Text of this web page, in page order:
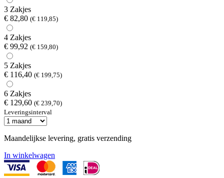
3 Zakjes
€ 82,80 (€ 119,85)
4 Zakjes
€ 99,92 (€ 159,80)
5 Zakjes
€ 116,40 (€ 199,75)
6 Zakjes
€ 129,60 (€ 239,70)
Leveringsinterval
Maandelijkse levering, gratis verzending
In winkelwagen